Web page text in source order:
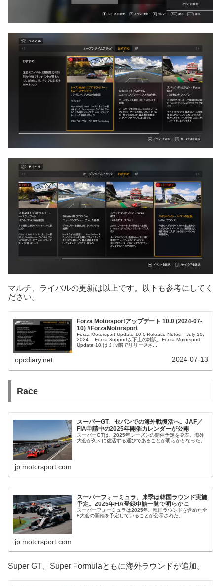
マルチ、ライバルの更新は以上です。以下も参考にしてく
ださい。
Forza Motorsportアップデート 10.0 (2024-07-
10) #ForzaMotorsport
Forza Motorsport Update 10.0 Release Notes – July 10,
2024 – Forza Support以下上の雑訳。Forza Motorsport
Update 10 は 2 段階でリリースさ...
opcdiary.net 2024-07-13
Race
スーパーGT、セパンでの海外戦復活へ。JAF／
FIA申請中の2025年開催カレンダーが公開
スーパーGTは、2025年シーズンの開催予定を発表。海外
大会が久々に復活する運びであることが明らかとなった。
jp.motorsport.com
スーパーフォーミュラ、来季は韓国ラウンド実施
予定。2025年FIA登録申請一覧で明らかに
スーパーフォーミュラは2025年、韓国ラウンドを含めた全
8大会の開催を予定していることが公示された。
jp.motorsport.com
Super GT、Super Formulaともに海外ラウンドが追加。